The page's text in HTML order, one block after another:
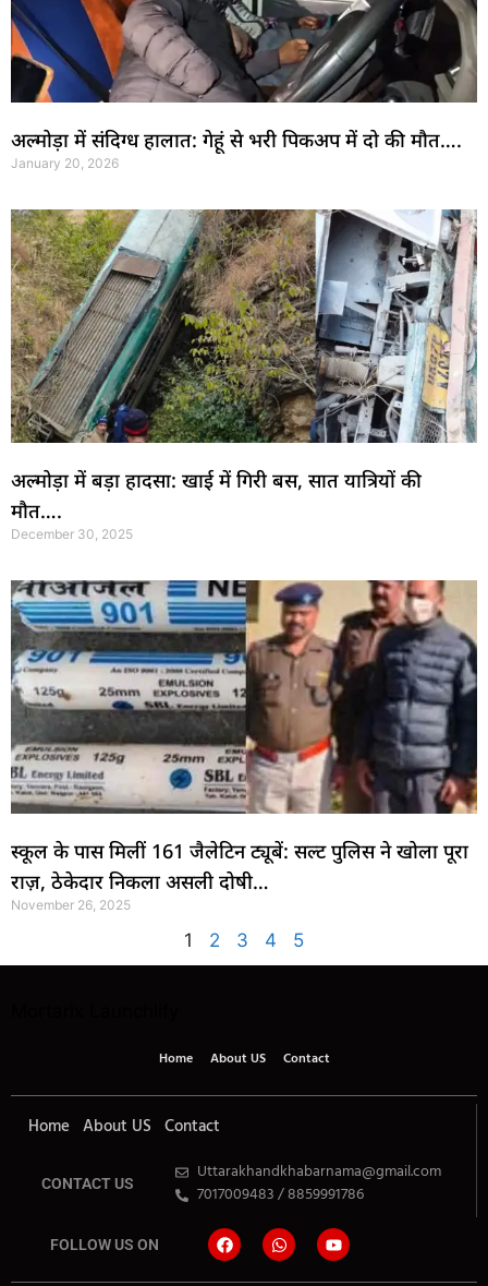
अल्मोड़ा में संदिग्ध हालात: गेहूं से भरी पिकअप में दो की मौत….
January 20, 2026
अल्मोड़ा में बड़ा हादसा: खाई में गिरी बस, सात यात्रियों की
मौत….
December 30, 2025
स्कूल के पास मिलीं 161 जैलेटिन ट्यूबें: सल्ट पुलिस ने खोला पूरा
राज़, ठेकेदार निकला असली दोषी…
November 26, 2025
1 2 3 4 5
Home About US Contact
Home About US Contact
CONTACT US
Uttarakhandkhabarnama@gmail.com
7017009483 / 8859991786
FOLLOW US ON